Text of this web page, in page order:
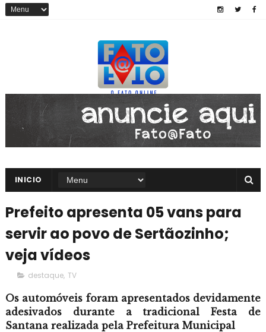
INICIO
Prefeito apresenta 05 vans para
servir ao povo de Sertãozinho;
veja vídeos
destaque, TV
Os automóveis foram apresentados devidamente
adesivados durante a tradicional Festa de
Santana realizada pela Prefeitura Municipal